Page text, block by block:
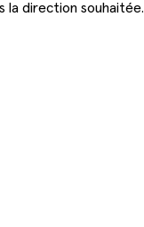
la direction